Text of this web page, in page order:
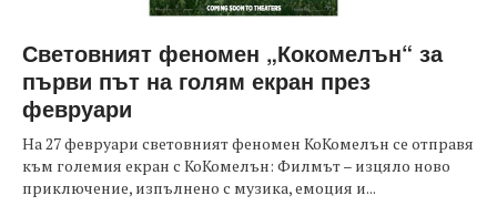
Световният феномен „Кокомелън“ за
първи път на голям екран през
февруари
На 27 февруари световният феномен КоКомелън се отправя
към големия екран с КоКомелън: Филмът – изцяло ново
приключение, изпълнено с музика, емоция и...